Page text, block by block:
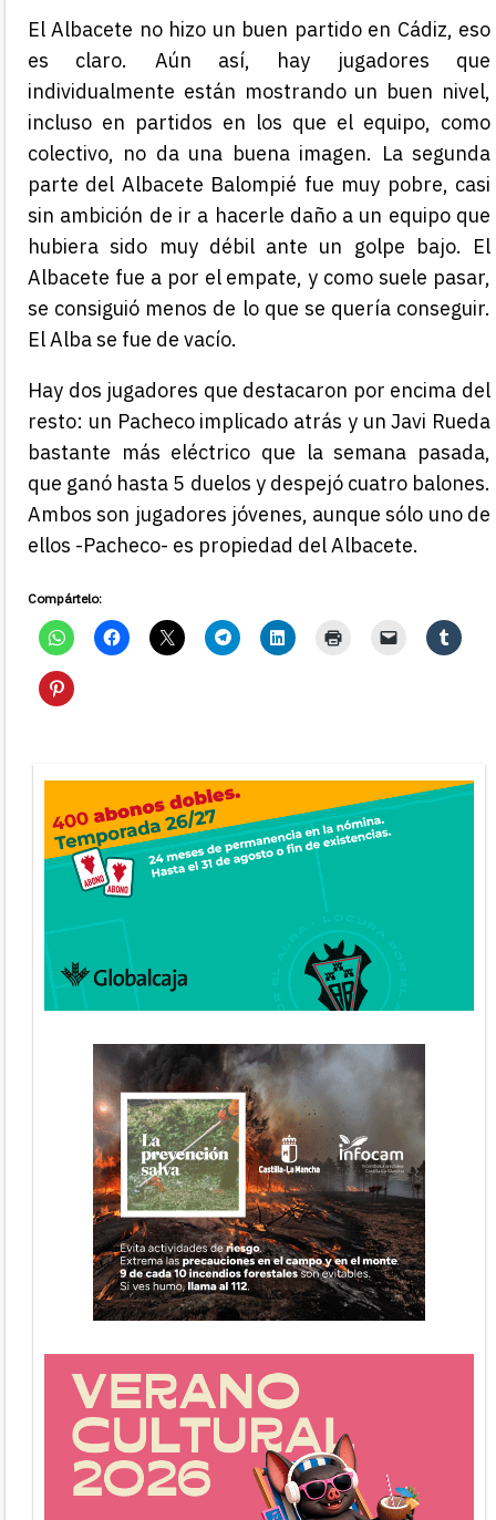
El Albacete no hizo un buen partido en Cádiz, eso
es claro. Aún así, hay jugadores que
individualmente están mostrando un buen nivel,
incluso en partidos en los que el equipo, como
colectivo, no da una buena imagen. La segunda
parte del Albacete Balompié fue muy pobre, casi
sin ambición de ir a hacerle daño a un equipo que
hubiera sido muy débil ante un golpe bajo. El
Albacete fue a por el empate, y como suele pasar,
se consiguió menos de lo que se quería conseguir.
El Alba se fue de vacío.
Hay dos jugadores que destacaron por encima del
resto: un Pacheco implicado atrás y un Javi Rueda
bastante más eléctrico que la semana pasada,
que ganó hasta 5 duelos y despejó cuatro balones.
Ambos son jugadores jóvenes, aunque sólo uno de
ellos -Pacheco- es propiedad del Albacete.
Compártelo: